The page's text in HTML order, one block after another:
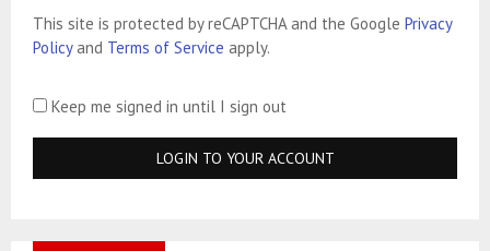
This site is protected by reCAPTCHA and the Google Privacy
Policyand Terms of Service apply.
Keep me signed in until I sign out